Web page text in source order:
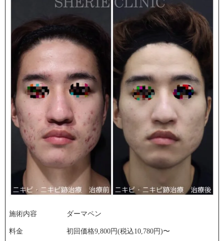
施術内容 ダーマペン
料金 初回価格9,800円(税込10,780円)〜